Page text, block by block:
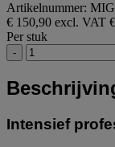
Artikelnummer:
€ 150,90 excl. VAT
Per stuk
-
Intensief